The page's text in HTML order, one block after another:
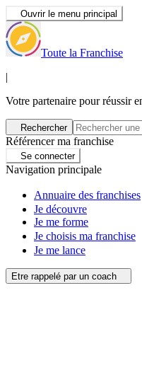
Ouvrir le menu principal
Toute la Franchise
|
Votre partenaire pour réussir
Rechercher
Référencer ma franchise
Se connecter
Navigation principale
Annuaire des franchises
Je découvre
Je me forme
Je choisis ma franchise
Je me lance
Etre rappelé par un coach